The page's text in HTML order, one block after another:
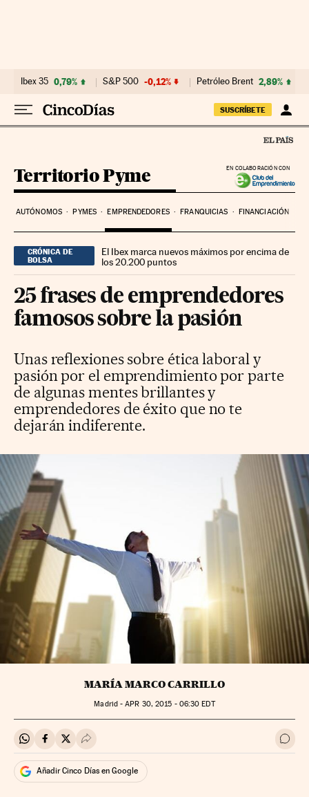
Ibex 35 0,79% S&P 500 -0,12% Petróleo Brent 2,89%
SUSCRÍBETE
EN COLABORACIÓN CON
Territorio Pyme
AUTÓNOMOS PYMES EMPRENDEDORES FRANQUICIAS FINANCIACIÓN
CRÓNICA DE
BOLSA
El Ibex marca nuevos máximos por encima de
los 20.200 puntos
25 frases de emprendedores
famosos sobre la pasión
Unas reflexiones sobre ética laboral y
pasión por el emprendimiento por parte
de algunas mentes brillantes y
emprendedores de éxito que no te
dejarán indiferente.
MARÍA MARCO CARRILLO
Madrid -APR 30, 2015 - 06:30 EDT
Compartir en Whatsapp
Compartir en Facebook
Compartir en Twitter
Desplegar Redes Sociales Ir a
Añadir Cinco Días en Google